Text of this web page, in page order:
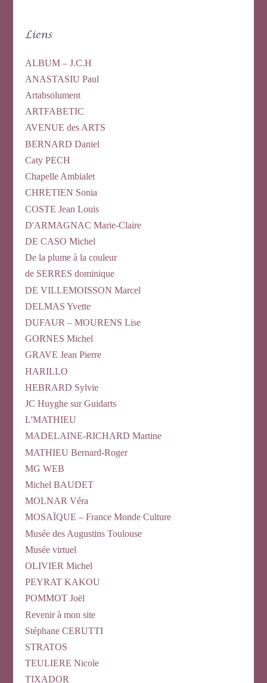
Liens
ALBUM – J.C.H
ANASTASIU Paul
Artabsolument
ARTFABETIC
AVENUE des ARTS
BERNARD Daniel
Caty PECH
Chapelle Ambialet
CHRETIEN Sonia
COSTE Jean Louis
D'ARMAGNAC Marie-Claire
DE CASO Michel
De la plume à la couleur
de SERRES dominique
DE VILLEMOISSON Marcel
DELMAS Yvette
DUFAUR – MOURENS Lise
GORNES Michel
GRAVE Jean Pierre
HARILLO
HEBRARD Sylvie
JC Huyghe sur Guidarts
L'MATHIEU
MADELAINE-RICHARD Martine
MATHIEU Bernard-Roger
MG WEB
Michel BAUDET
MOLNAR Véra
MOSAÏQUE – France Monde Culture
Musée des Augustins Toulouse
Musée virtuel
OLIVIER Michel
PEYRAT KAKOU
POMMOT Joël
Revenir à mon site
Stéphane CERUTTI
STRATOS
TEULIERE Nicole
TIXADOR